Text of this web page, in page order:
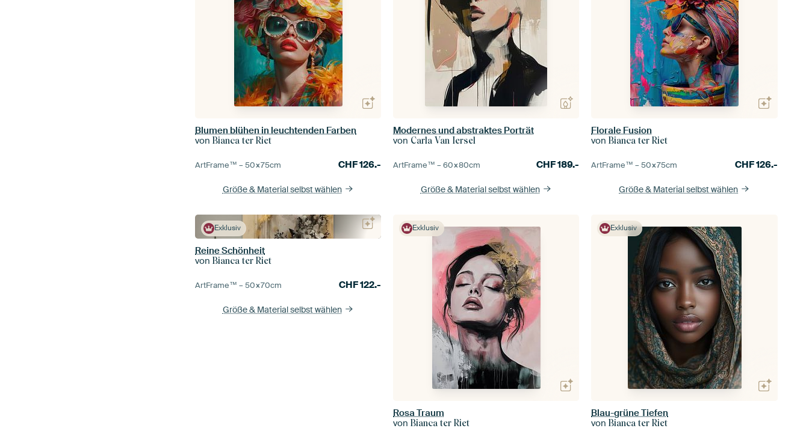
Blumen blühen in leuchtenden Farben
vonBianca ter Riet
ArtFrame™ –50×75cm CHF126.-
Größe & Material selbst wählen
Modernes und abstraktes Porträt
von Carla Van Iersel
ArtFrame™ –60×80cm CHF189.-
Größe & Material selbst wählen
Florale Fusion
vonBianca ter Riet
ArtFrame™ –50×75cm CHF126.-
Größe & Material selbst wählen
Exklusiv
Reine Schönheit
vonBianca ter Riet
ArtFrame™ –50×70cm CHF122.-
Größe & Material selbst wählen
Exklusiv
Rosa Traum
vonBianca ter Riet
Exklusiv
Blau-grüne Tiefen
vonBianca ter Riet